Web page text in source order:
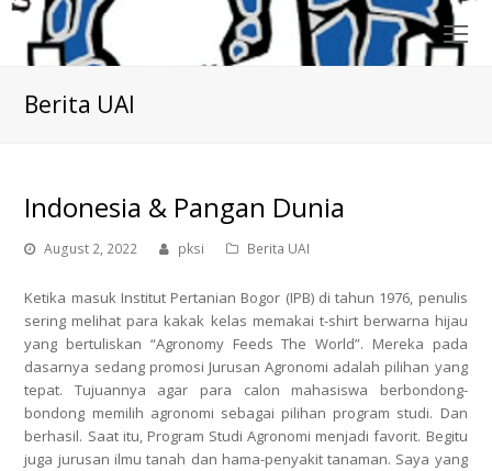
Berita UAI
Indonesia & Pangan Dunia
August 2, 2022 pksi Berita UAI
Ketika masuk Institut Pertanian Bogor (IPB) di tahun 1976, penulis
sering melihat para kakak kelas memakai t-shirt berwarna hijau
yang bertuliskan “Agronomy Feeds The World”. Mereka pada
dasarnya sedang promosi Jurusan Agronomi adalah pilihan yang
tepat. Tujuannya agar para calon mahasiswa berbondong-
bondong memilih agronomi sebagai pilihan program studi. Dan
berhasil. Saat itu, Program Studi Agronomi menjadi favorit. Begitu
juga jurusan ilmu tanah dan hama-penyakit tanaman. Saya yang